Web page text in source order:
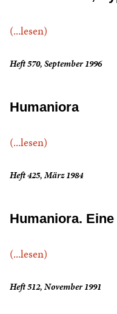
(...lesen)
Heft 570, September 1996
Humaniora
(...lesen)
Heft 425, März 1984
Humaniora.
(...lesen)
Heft 512, November 1991